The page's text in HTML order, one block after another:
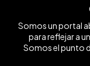
Somos un portal
para reflejar a
Somos el punto